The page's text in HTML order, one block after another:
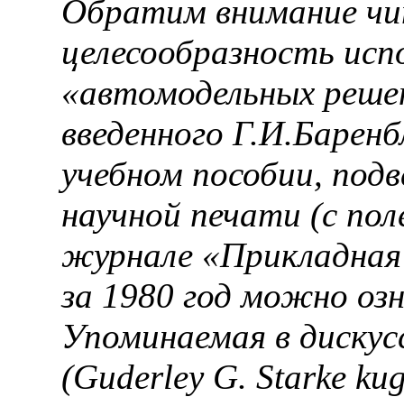
Обратим внимание
целесообразность
«автомодельных
введенного
учебном пособии,
научной печати (с
журнале
за 1980 год можно
Упоминаемая в
(Guderley G. Starke